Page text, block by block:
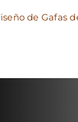
de Gafas